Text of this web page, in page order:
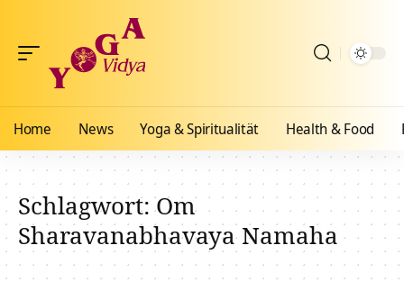
Home News Yoga & Spiritualität Health & Food
Schlagwort:Om
Sharavanabhavaya Namaha